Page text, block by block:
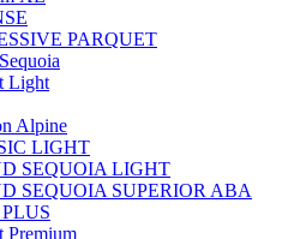
PARQUET
Light
Alpine
LIGHT
SEQUOIA LIGHT
SEQUOIA SUPERIOR ABA
Premium